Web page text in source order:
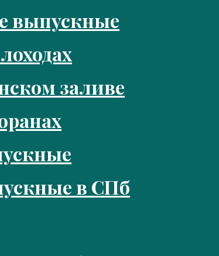
выпускные
заливе
в СПб